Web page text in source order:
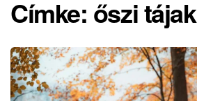
Címke: őszi tájak